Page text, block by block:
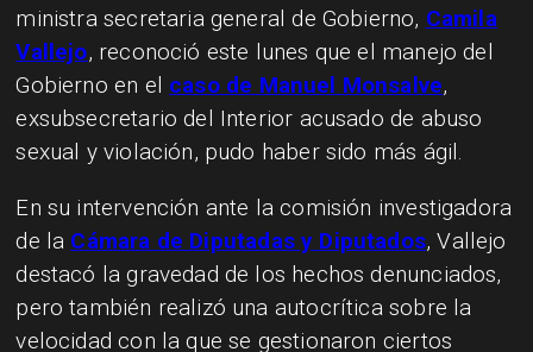
ministra secretaria general de Gobierno, Camila
Vallejo, reconoció este lunes que el manejo del
Gobierno en el caso de Manuel Monsalve,
exsubsecretario del Interior acusado de abuso
sexual y violación, pudo haber sido más ágil.
En su intervención ante la comisión investigadora
de la Cámara de Diputadas y Diputados, Vallejo
destacó la gravedad de los hechos denunciados,
pero también realizó una autocrítica sobre la
velocidad con la que se gestionaron ciertos